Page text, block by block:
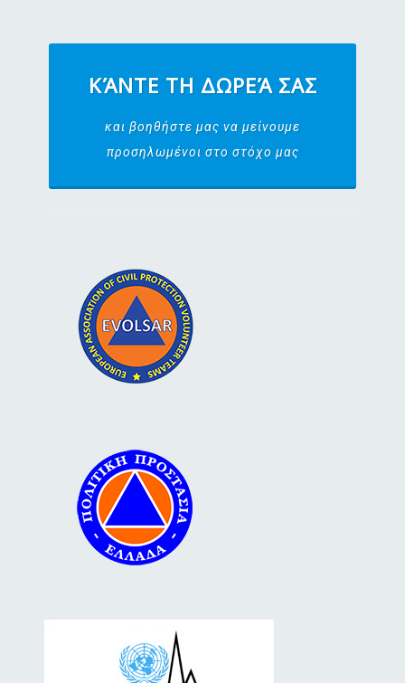
ΚΆΝΤΕ ΤΗ ΔΩΡΕΆ ΣΑΣ
και βοηθήστε μας να μείνουμε
προσηλωμένοι στο στόχο μας